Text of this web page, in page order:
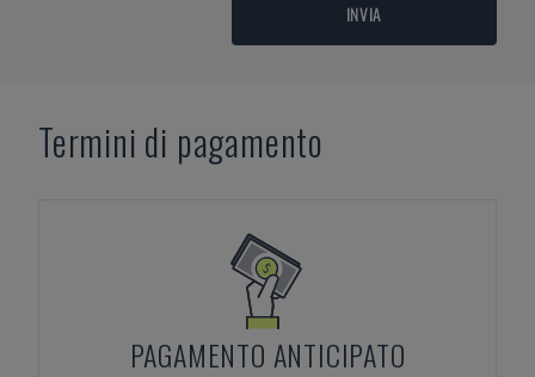
INVIA
Termini di pagamento
PAGAMENTO ANTICIPATO